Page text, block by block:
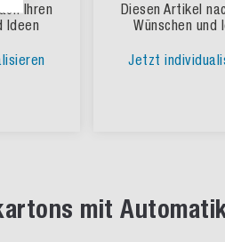
Ihren
Ideen
Diesen Artikel
Wünschen und
Jetzt
mit